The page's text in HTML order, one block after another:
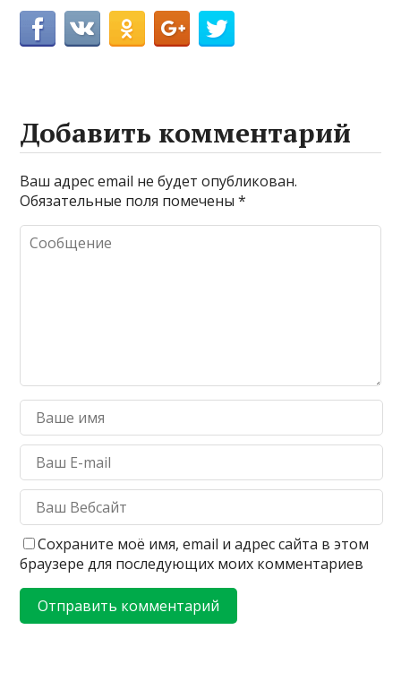
Добавить комментарий
Ваш адрес email не будет опубликован.
Обязательные поля помечены*
Сохраните моё имя, email и адрес сайта в этом
браузере для последующих моих комментариев